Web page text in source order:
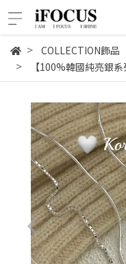
COLLECTION飾品
【100%韓國純亮銀